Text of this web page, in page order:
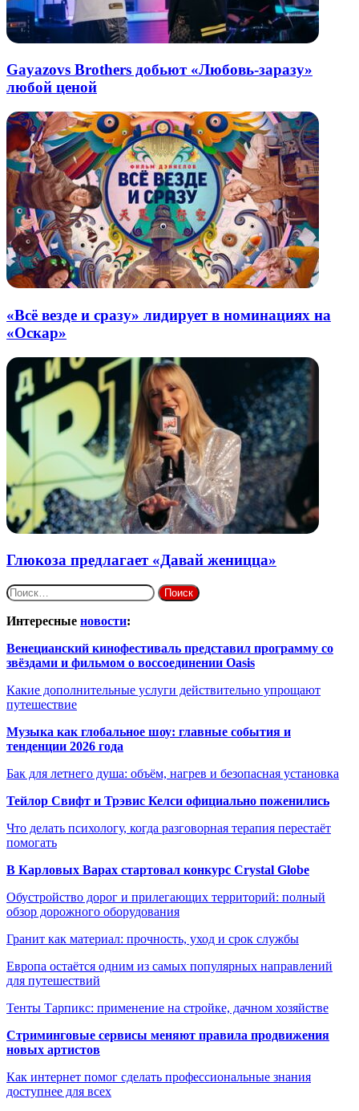
Gayazovs Brothers добьют «Любовь-заразу»
любой ценой
«Всё везде и сразу» лидирует в номинациях на
«Оскар»
Глюкоза предлагает «Давай женицца»
Найти:
Интересные новости:
Венецианский кинофестиваль представил программу со
звёздами и фильмом о воссоединении Oasis
Какие дополнительные услуги действительно упрощают
путешествие
Музыка как глобальное шоу: главные события и
тенденции 2026 года
Бак для летнего душа: объём, нагрев и безопасная установка
Тейлор Свифт и Трэвис Келси официально поженились
Что делать психологу, когда разговорная терапия перестаёт
помогать
В Карловых Варах стартовал конкурс Crystal Globe
Обустройство дорог и прилегающих территорий: полный
обзор дорожного оборудования
Гранит как материал: прочность, уход и срок службы
Европа остаётся одним из самых популярных направлений
для путешествий
Тенты Тарпикс: применение на стройке, дачном хозяйстве
Стриминговые сервисы меняют правила продвижения
новых артистов
Как интернет помог сделать профессиональные знания
доступнее для всех